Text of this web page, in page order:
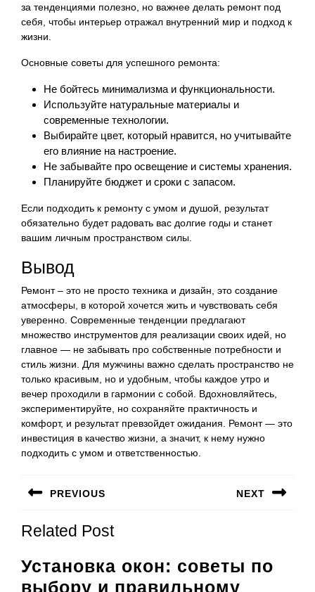
за тенденциями полезно, но важнее делать ремонт под
себя, чтобы интерьер отражал внутренний мир и подход к
жизни.
Основные советы для успешного ремонта:
Не бойтесь минимализма и функциональности.
Используйте натуральные материалы и
современные технологии.
Выбирайте цвет, который нравится, но учитывайте
его влияние на настроение.
Не забывайте про освещение и системы хранения.
Планируйте бюджет и сроки с запасом.
Если подходить к ремонту с умом и душой, результат
обязательно будет радовать вас долгие годы и станет
вашим личным пространством силы.
Вывод
Ремонт – это не просто техника и дизайн, это создание
атмосферы, в которой хочется жить и чувствовать себя
уверенно. Современные тенденции предлагают
множество инструментов для реализации своих идей, но
главное — не забывать про собственные потребности и
стиль жизни. Для мужчины важно сделать пространство не
только красивым, но и удобным, чтобы каждое утро и
вечер проходили в гармонии с собой. Вдохновляйтесь,
экспериментируйте, но сохраняйте практичность и
комфорт, и результат превзойдет ожидания. Ремонт — это
инвестиция в качество жизни, а значит, к нему нужно
подходить с умом и ответственностью.
по
записям
PREVIOUS
запись:
NEXT
Related Post
Установка окон: советы по
выбору и правильному